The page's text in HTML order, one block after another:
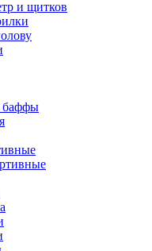
и щитков
баффы